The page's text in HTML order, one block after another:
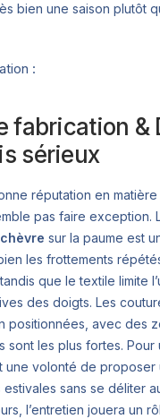
bien une saison plutôt
:
fabrication &
sérieux
réputation en
pas faire exception.
sur la paume est
les frottements
que le textile limite
des doigts. Les
positionnées, avec des
sont les plus fortes. Pour
une volonté de proposer
sans se déliter
l’entretien jouera un